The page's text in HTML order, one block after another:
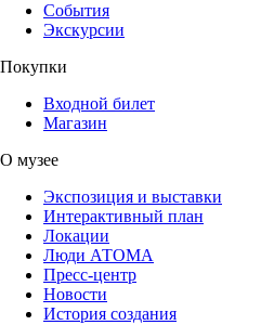
События
Экскурсии
Покупки
Входной билет
Магазин
О музее
Экспозиция и выставки
Интерактивный план
Локации
Люди АТОМА
Пресс-центр
Новости
История создания